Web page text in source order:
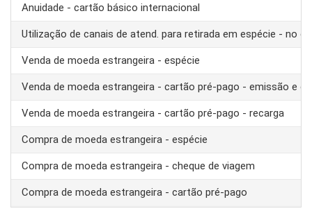
Anuidade - cartão básico internacional
Utilização de canais de atend. para retirada em espécie - no
Venda de moeda estrangeira - espécie
Venda de moeda estrangeira - cartão pré-pago - emissão e
Venda de moeda estrangeira - cartão pré-pago - recarga
Compra de moeda estrangeira - espécie
Compra de moeda estrangeira - cheque de viagem
Compra de moeda estrangeira - cartão pré-pago